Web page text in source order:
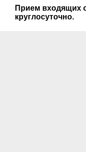
Прием входящих
круглосуточно.